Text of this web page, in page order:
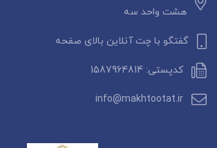
هشت واحد سه
گفتگو با چت آنلاین بالای صفحه
کدپستی: 1587964814
info@makhtootat.ir